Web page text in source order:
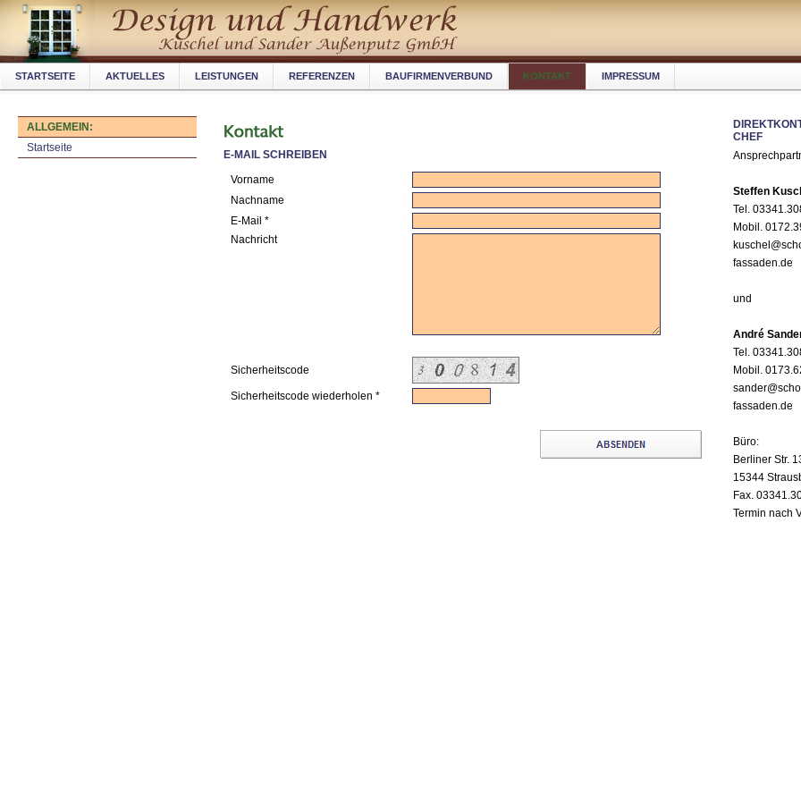
STARTSEITE AKTUELLES LEISTUNGEN REFERENZEN BAUFIRMENVERBUND KONTAKT IMPRESSUM
ALLGEMEIN:
Startseite
E-MAIL SCHREIBEN
Vorname
Nachname
E-Mail *
Nachricht
Sicherheitscode
Sicherheitscode wiederholen *
CHEF
Steffen
Tel.
Mobil.
fassaden.de
und
André
Tel.
Mobil.
fassaden.de
Büro:
Berliner Str.
15344
Fax.
Termin nach